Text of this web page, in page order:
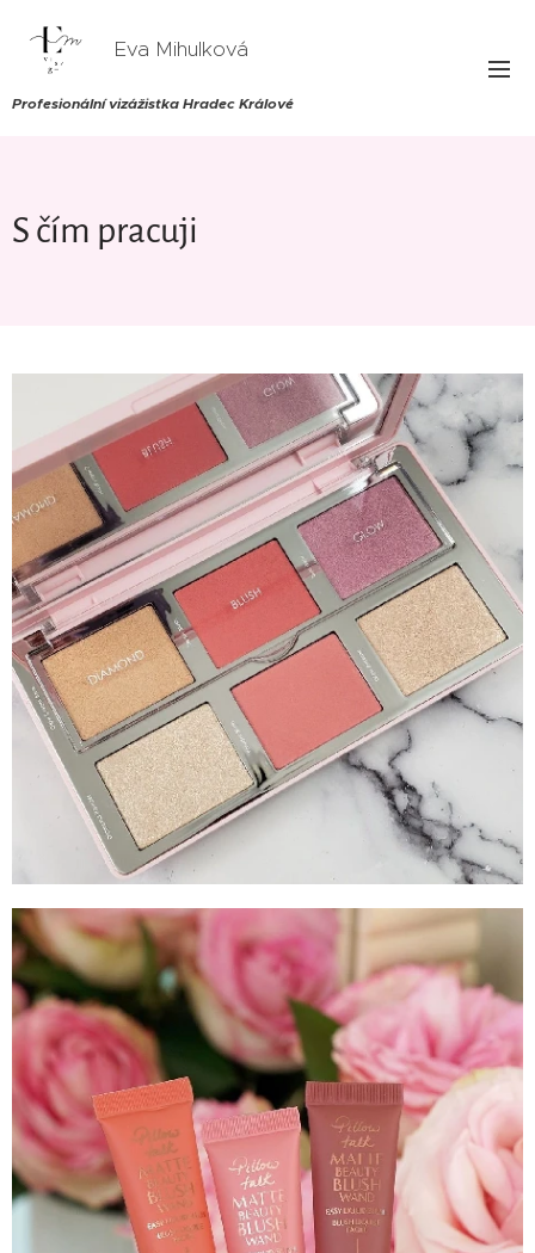
Eva Mihulková
Profesionální vizážistka Hradec Králové
S čím pracuji